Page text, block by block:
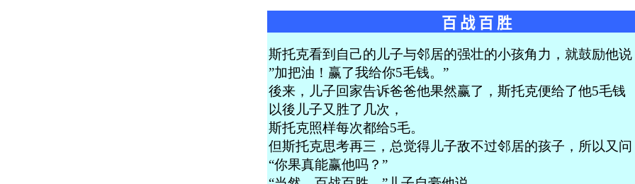
百 战 百 胜
斯托克看到自己的儿子与邻居的强壮的小孩角力，就鼓励他
”加把油！赢了我给你5毛钱。”
後来，儿子回家告诉爸爸他果然赢了，斯托克便给了他5毛钱
以後儿子又胜了几次，
斯托克照样每次都给5毛。
但斯托克思考再三，总觉得儿子敌不过邻居的孩子，所以又
“你果真能赢他吗？”